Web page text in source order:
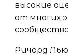
высокие
от многих
Ричард